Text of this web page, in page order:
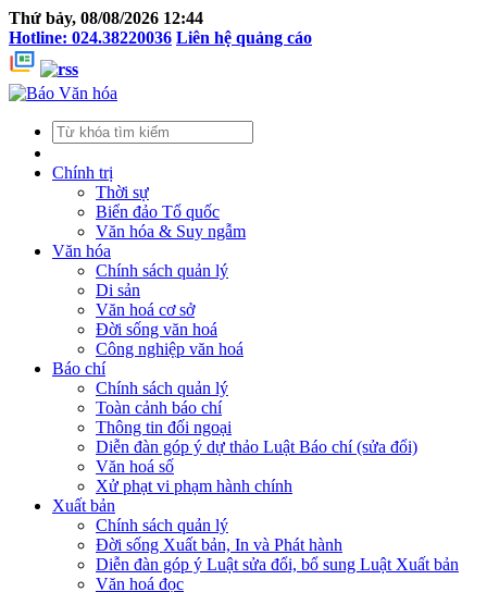
Thứ bảy, 08/08/2026 12:44
Hotline: 024.38220036 Liên hệ quảng cáo
Chính trị
Thời sự
Biển đảo Tổ quốc
Văn hóa & Suy ngẫm
Văn hóa
Chính sách quản lý
Di sản
Văn hoá cơ sở
Đời sống văn hoá
Công nghiệp văn hoá
Báo chí
Chính sách quản lý
Toàn cảnh báo chí
Thông tin đối ngoại
Diễn đàn góp ý dự thảo Luật Báo chí (sửa đổi)
Văn hoá số
Xử phạt vi phạm hành chính
Xuất bản
Chính sách quản lý
Đời sống Xuất bản, In và Phát hành
Diễn đàn góp ý Luật sửa đổi, bổ sung Luật Xuất bản
Văn hoá đọc